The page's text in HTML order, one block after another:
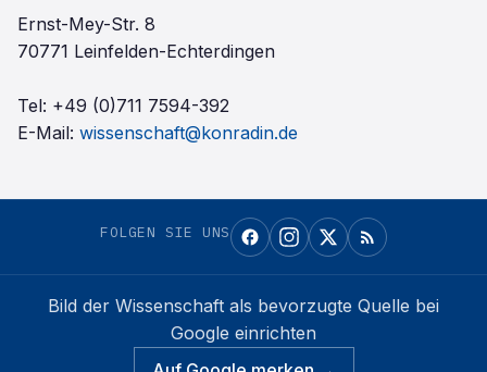
Ernst-Mey-Str. 8
70771 Leinfelden-Echterdingen
Tel: +49 (0)711 7594-392
E-Mail: wissenschaft@konradin.de
FOLGEN SIE UNS
Bild der Wissenschaft als bevorzugte Quelle bei
Google einrichten